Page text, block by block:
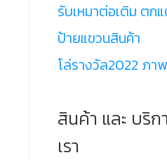
รับเหมาต่อเติม ตก
ป้ายแขวนสินค้า
โล่รางวัล2022 ภา
สินค้า และ บริก
เรา